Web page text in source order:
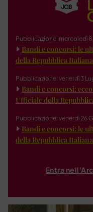
Pubblicazione: mercoledì
Bandi e concorsi: le
della Repubblica
Pubblicazione: venerdì 3
Bandi e concorsi:
Ufficiale della
Pubblicazione: venerdì 26
Bandi e concorsi: le
della Repubblica
Entra